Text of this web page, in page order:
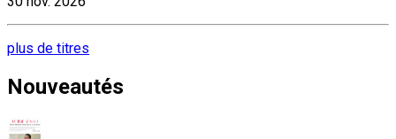
plus de titres
Nouveautés